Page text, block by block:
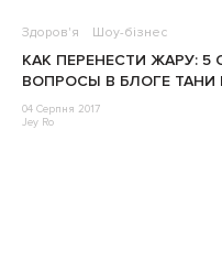
Здоров'я Шоу-бізнес
КАК ПЕРЕНЕСТИ ЖАРУ:
ВОПРОСЫ В БЛОГЕ ТАНИ
04 Серпня 2017
Jey Ro